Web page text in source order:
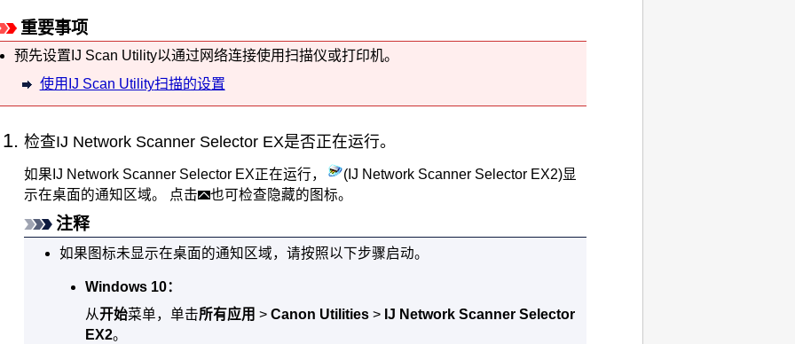
重要事项
预先设置 IJ Scan Utility以通过网络连接使用扫描仪或打印机。
使用 IJ Scan Utility扫描的设置
检查IJ Network Scanner Selector EX是否正在运行。
如果 IJ Network Scanner Selector EX正在运行， ( IJ Network Scanner Selector EX2)显
示在桌面的通知区域。
点击 也可检查隐藏的图标。
注释
如果图标未显示在桌面的通知区域，请按照以下步骤启动。
Windows 10：
从开始菜单，单击所有应用 > Canon Utilities> IJ Network Scanner Selector
EX2。